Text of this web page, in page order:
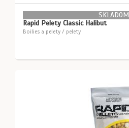
SKLADOM
Rapid Pelety Classic Halibut
Boilies a pelety / pelety